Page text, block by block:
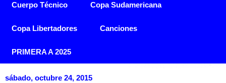
Cuerpo Técnico Copa Sudamericana
Copa Libertadores Canciones
PRIMERA A 2025
sábado, octubre 24, 2015